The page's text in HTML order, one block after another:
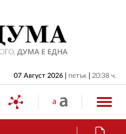
07 Август 2026 петък 20:38 ч.
БЪЛГАРИЯ
ИКОНОМИКА
ИЗБОРИ
СВЯТ